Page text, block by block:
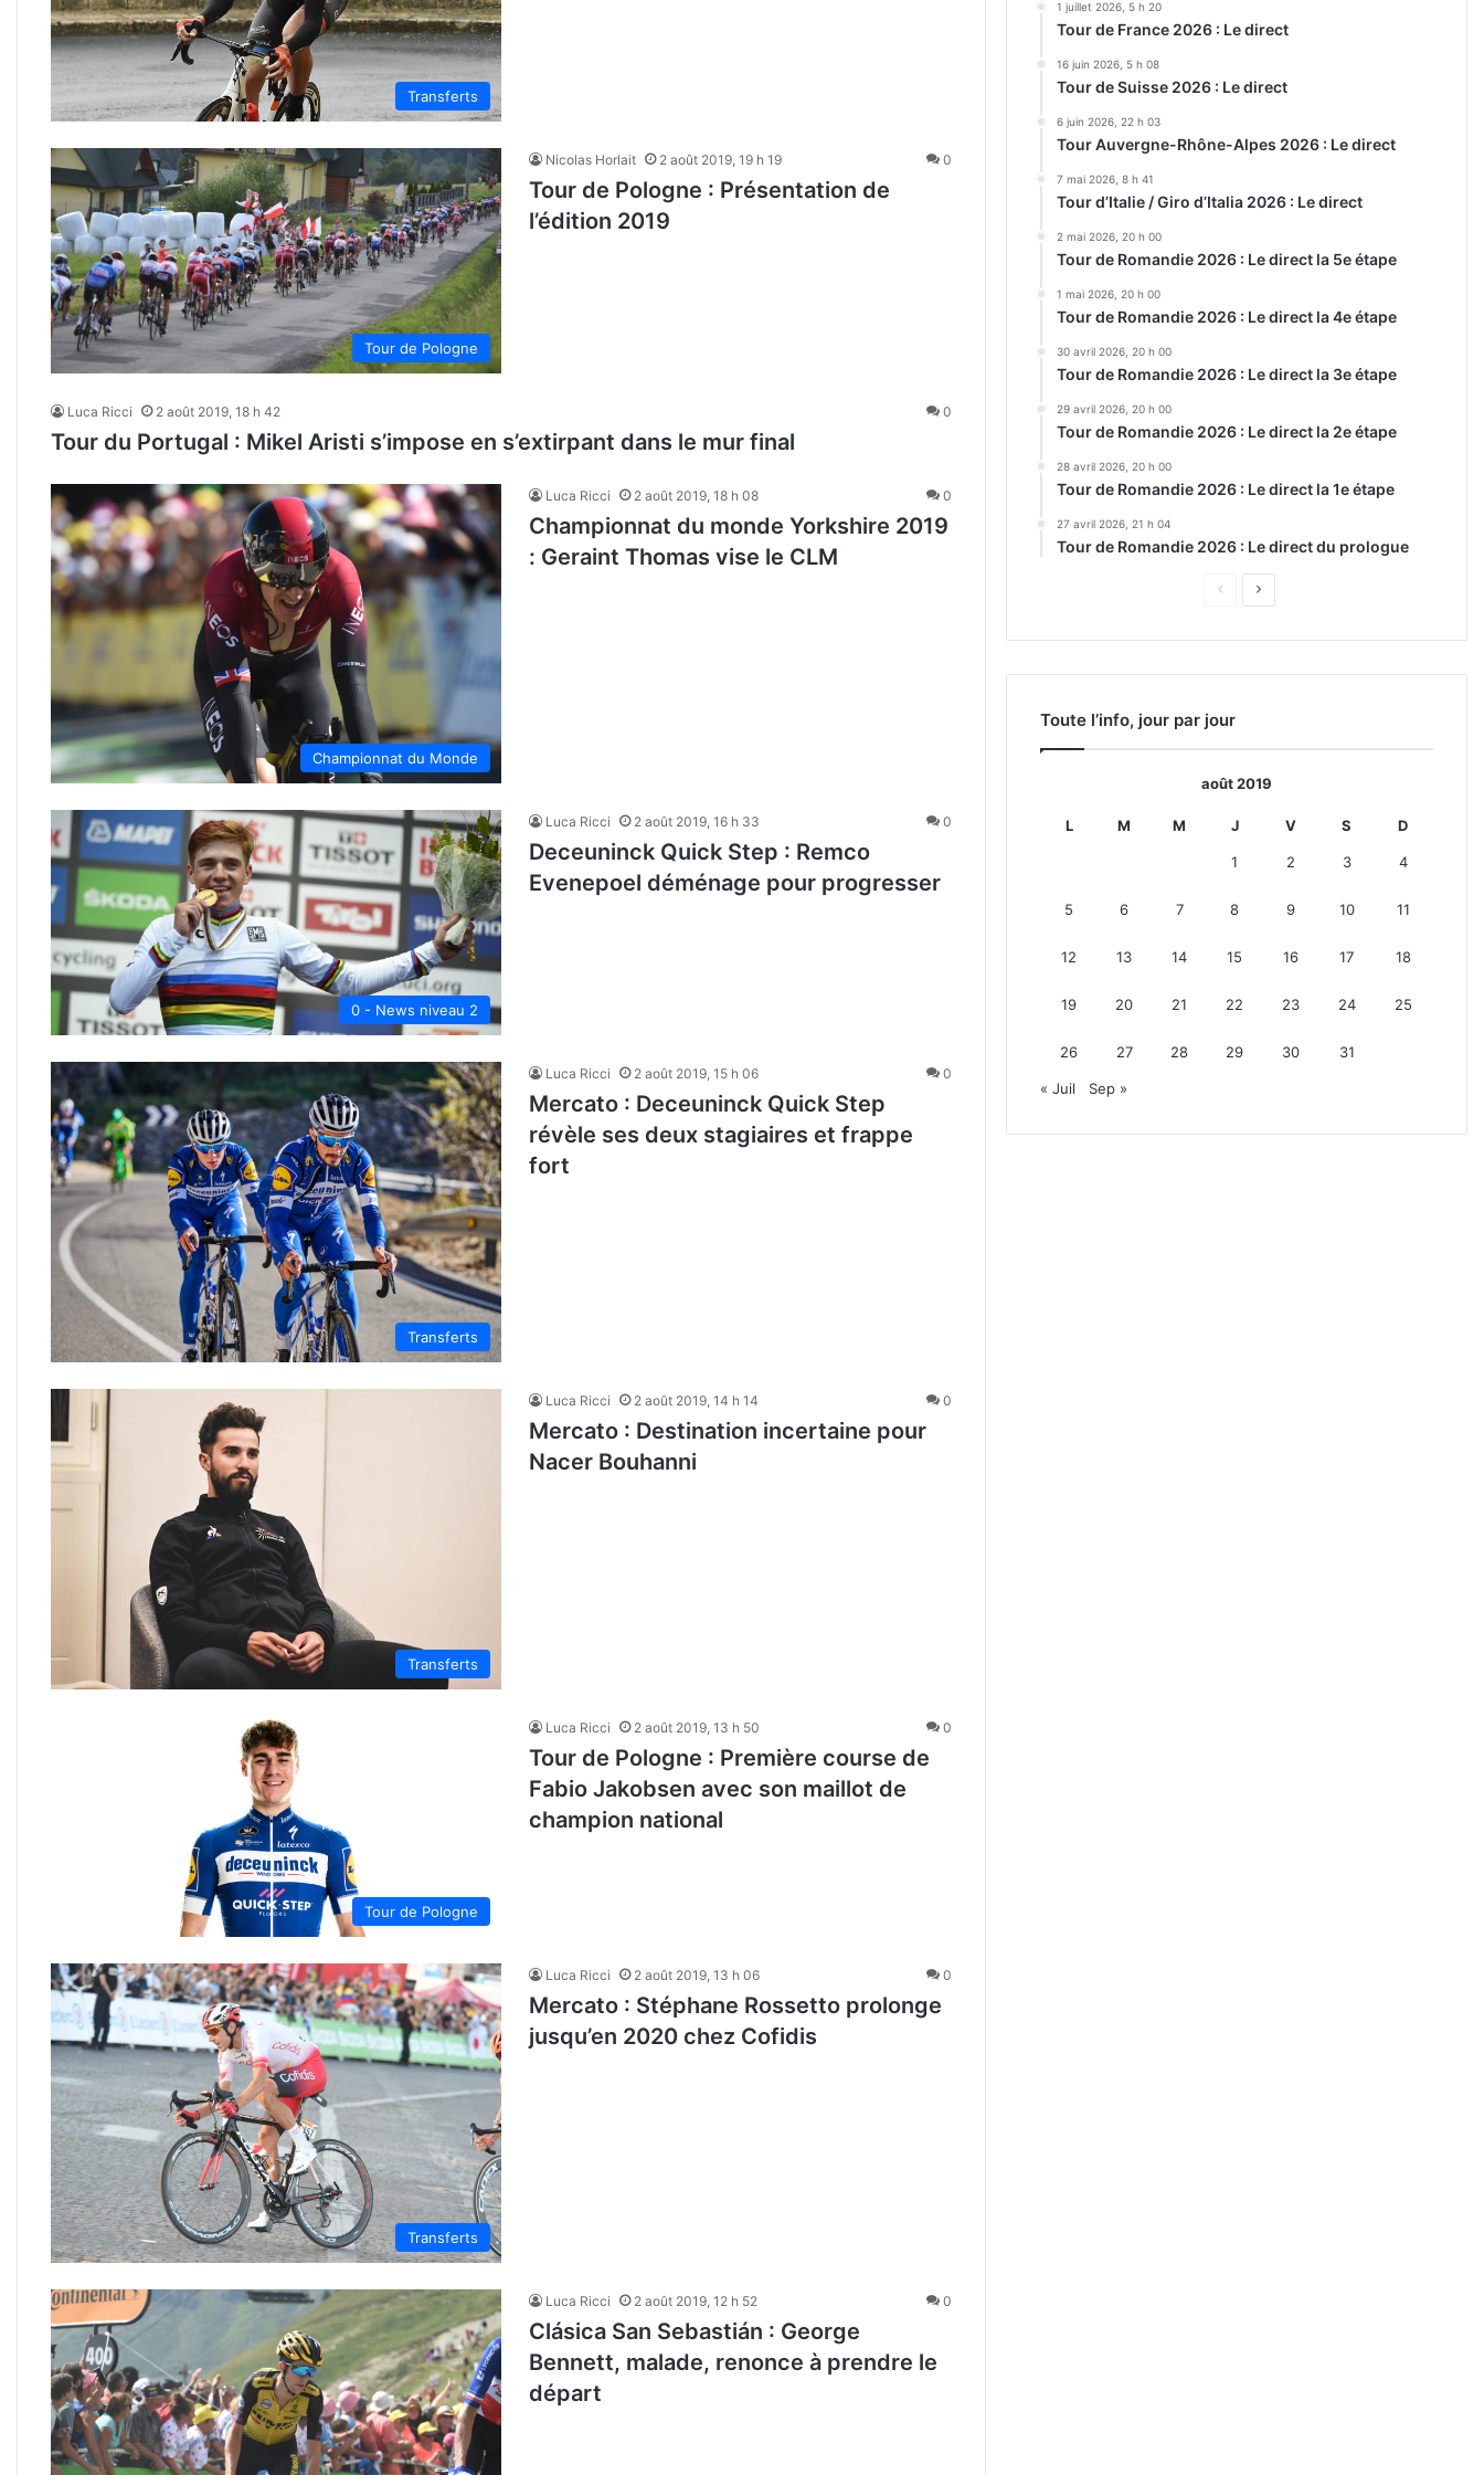
Transferts
Tour de Pologne
Nicolas Horlait 2 août 2019, 19 h 19 0
Tour de Pologne : Présentation de
l’édition 2019
Luca Ricci 2 août 2019, 18 h 42 0
Tour du Portugal : Mikel Aristi s’impose en s’extirpant dans le mur final
Championnat du Monde
Luca Ricci 2 août 2019, 18 h 08 0
Championnat du monde Yorkshire 2019
: Geraint Thomas vise le CLM
0 - News niveau 2
Luca Ricci 2 août 2019, 16 h 33 0
Deceuninck Quick Step : Remco
Evenepoel déménage pour progresser
Transferts
Luca Ricci 2 août 2019, 15 h 06 0
Mercato : Deceuninck Quick Step
révèle ses deux stagiaires et frappe
fort
Transferts
Luca Ricci 2 août 2019, 14 h 14 0
Mercato : Destination incertaine pour
Nacer Bouhanni
Tour de Pologne
Luca Ricci 2 août 2019, 13 h 50 0
Tour de Pologne : Première course de
Fabio Jakobsen avec son maillot de
champion national
Transferts
Luca Ricci 2 août 2019, 13 h 06 0
Mercato : Stéphane Rossetto prolonge
jusqu’en 2020 chez Cofidis
Luca Ricci 2 août 2019, 12 h 52 0
Clásica San Sebastián : George
Bennett, malade, renonce à prendre le
départ
1 juillet 2026, 5 h 20
Tour de France 2026 : Le direct
16 juin 2026, 5 h 08
Tour de Suisse 2026 : Le direct
6 juin 2026, 22 h 03
Tour Auvergne-Rhône-Alpes 2026 : Le direct
7 mai 2026, 8 h 41
Tour d’Italie / Giro d’Italia 2026 : Le direct
2 mai 2026, 20 h 00
Tour de Romandie 2026 : Le direct la 5e étape
1 mai 2026, 20 h 00
Tour de Romandie 2026 : Le direct la 4e étape
30 avril 2026, 20 h 00
Tour de Romandie 2026 : Le direct la 3e étape
29 avril 2026, 20 h 00
Tour de Romandie 2026 : Le direct la 2e étape
28 avril 2026, 20 h 00
Tour de Romandie 2026 : Le direct la 1e étape
27 avril 2026, 21 h 04
Tour de Romandie 2026 : Le direct du prologue
Page
Page
Toute l’info, jour par jour
août 2019
L M M J V S D
1 2 3 4
5 6 7 8 9 10 11
12 13 14 15 16 17 18
19 20 21 22 23 24 25
26 27 28 29 30 31
« Juil Sep »